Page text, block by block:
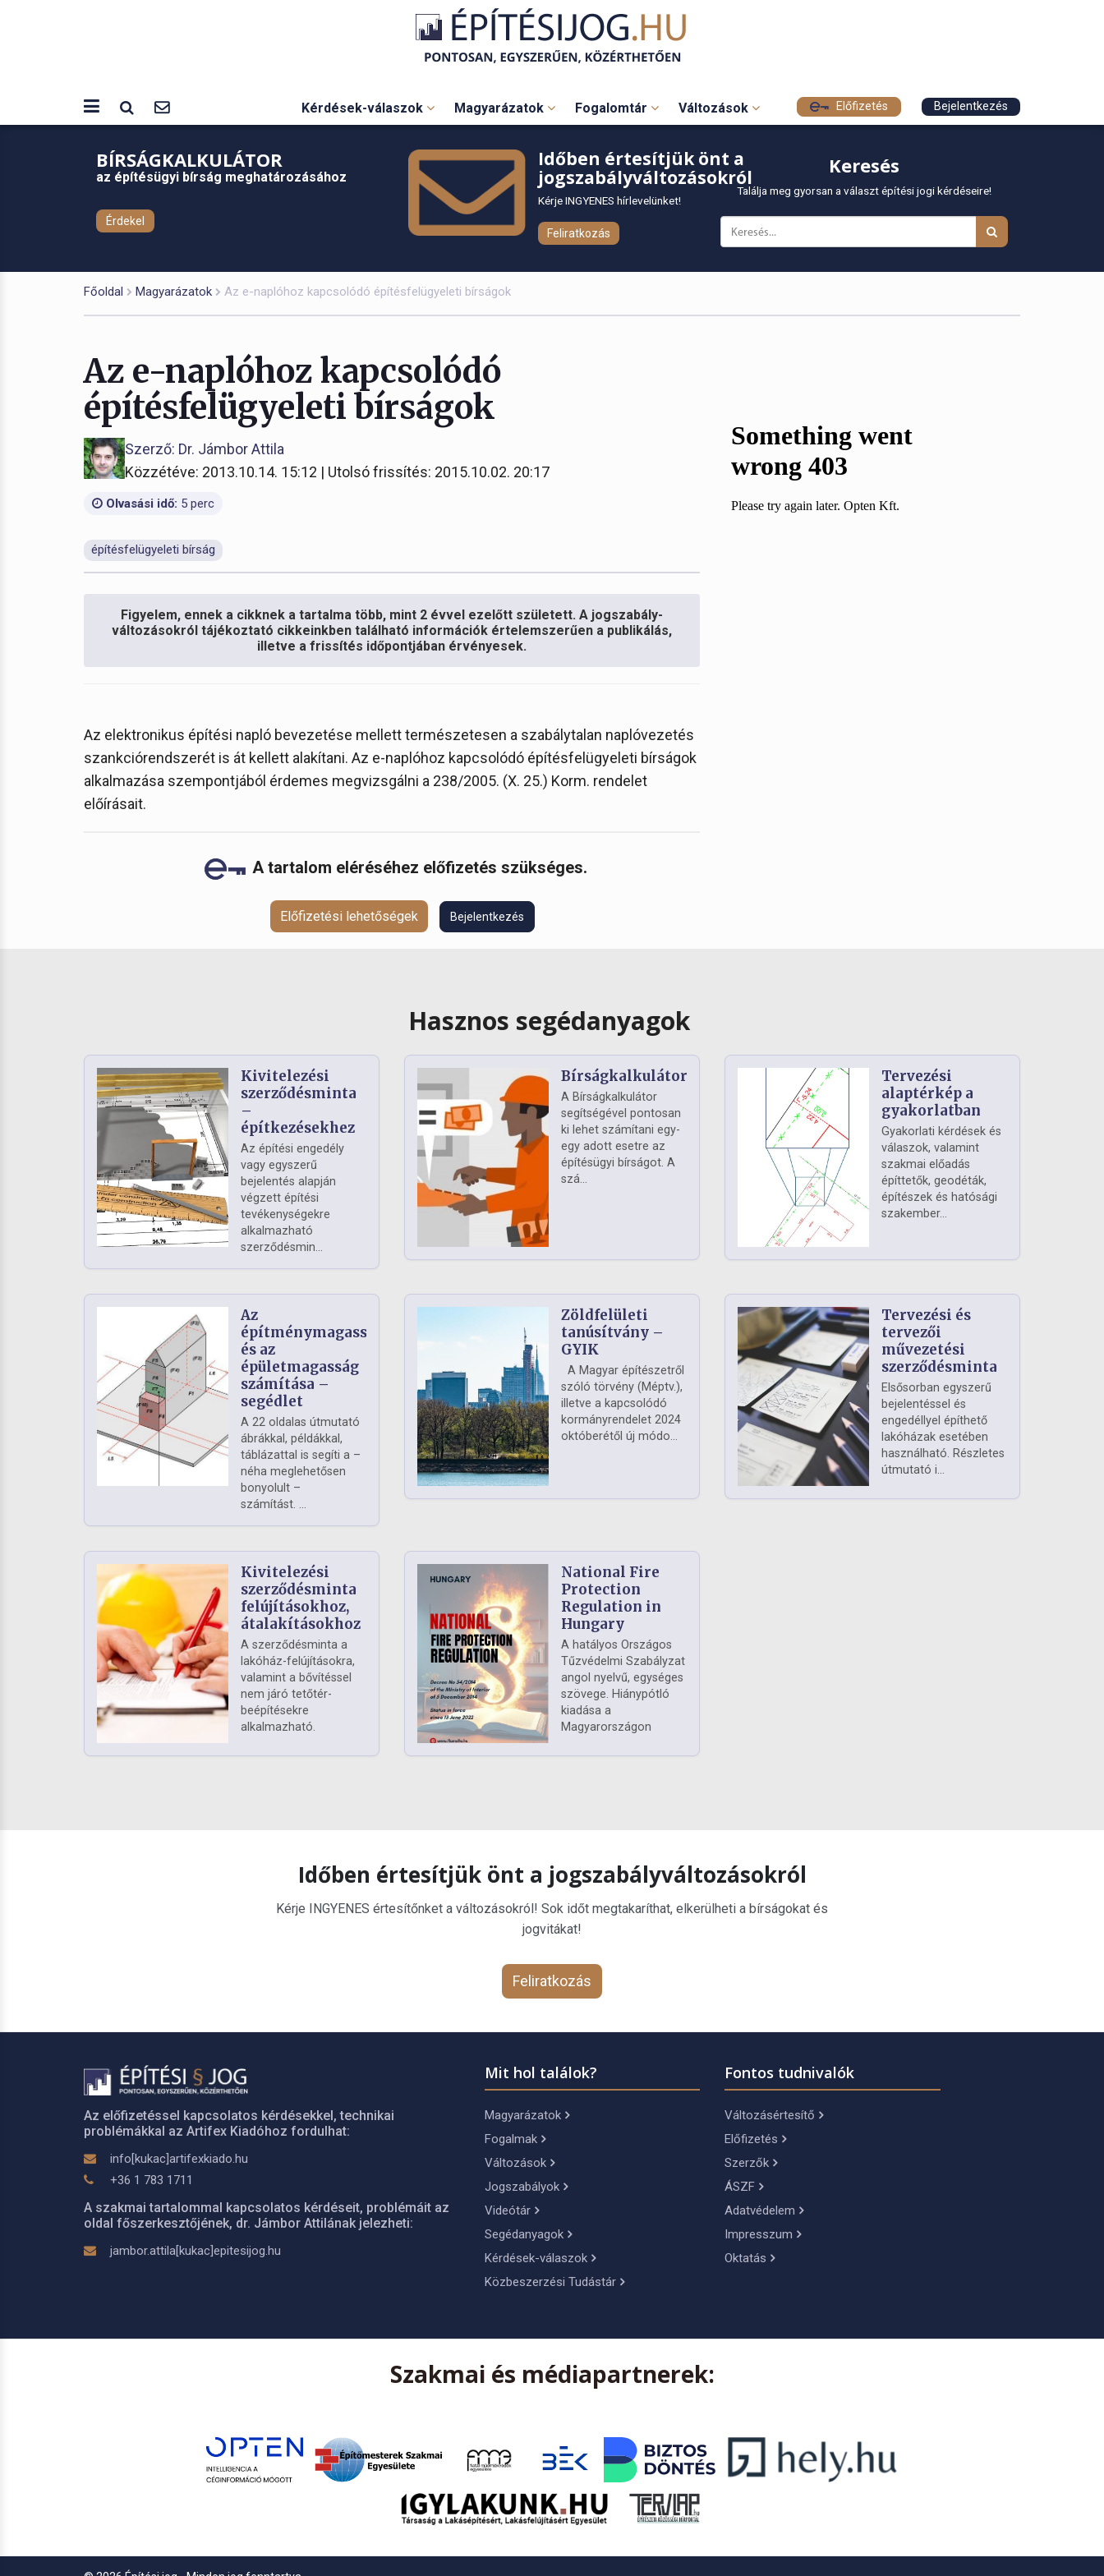
Kérdések-válaszok Magyarázatok Fogalomtár Változások Előfizetés Bejelentkezés
BÍRSÁGKALKULÁTOR
az építésügyi bírság meghatározásához
Érdekel
Időben értesítjük önt a
jogszabályváltozásokról
Kérje INGYENES hírlevelünket!
Feliratkozás
Keresés
Találja meg gyorsan a választ építési jogi kérdéseire!
Főoldal Magyarázatok Az e-naplóhoz kapcsolódó építésfelügyeleti bírságok
Az e-naplóhoz kapcsolódó
építésfelügyeleti bírságok
Szerző: Dr. Jámbor Attila
Közzétéve: 2013.10.14. 15:12 | Utolsó frissítés: 2015.10.02. 20:17
Olvasási idő: 5 perc
építésfelügyeleti bírság
Figyelem, ennek a cikknek a tartalma több, mint 2 évvel ezelőtt született. A jogszabály-
változásokról tájékoztató cikkeinkben található információk értelemszerűen a publikálás,
illetve a frissítés időpontjában érvényesek.
Az elektronikus építési napló bevezetése mellett természetesen a szabálytalan naplóvezetés
szankciórendszerét is át kellett alakítani. Az e-naplóhoz kapcsolódó építésfelügyeleti bírságok
alkalmazása szempontjából érdemes megvizsgálni a 238/2005. (X. 25.) Korm. rendelet
előírásait.
A tartalom eléréséhez előfizetés szükséges.
Előfizetési lehetőségek Bejelentkezés
Hasznos segédanyagok
Kivitelezési
szerződésminta
–
építkezésekhez
Az építési engedély
vagy egyszerű
bejelentés alapján
végzett építési
tevékenységekre
alkalmazható
szerződésmin...
Bírságkalkulátor
A Bírságkalkulátor
segítségével pontosan
ki lehet számítani egy-
egy adott esetre az
építésügyi bírságot. A
szá...
Tervezési
alaptérkép a
gyakorlatban
Gyakorlati kérdések és
válaszok, valamint
szakmai előadás
építtetők, geodéták,
építészek és hatósági
szakember...
Az
építménymagasság
és az
épületmagasság
számítása –
segédlet
A 22 oldalas útmutató
ábrákkal, példákkal,
táblázattal is segíti a –
néha meglehetősen
bonyolult –
számítást. ...
Zöldfelületi
tanúsítvány –
GYIK
A Magyar építészetről
szóló törvény (Méptv.),
illetve a kapcsolódó
kormányrendelet 2024
októberétől új módo...
Tervezési és
tervezői
művezetési
szerződésminta
Elsősorban egyszerű
bejelentéssel és
engedéllyel építhető
lakóházak esetében
használható. Részletes
útmutató i...
Kivitelezési
szerződésminta
felújításokhoz,
átalakításokhoz
A szerződésminta a
lakóház-felújításokra,
valamint a bővítéssel
nem járó tetőtér-
beépítésekre
alkalmazható.
National Fire
Protection
Regulation in
Hungary
A hatályos Országos
Tűzvédelmi Szabályzat
angol nyelvű, egységes
szövege. Hiánypótló
kiadása a
Magyarországon
Időben értesítjük önt a jogszabályváltozásokról
Kérje INGYENES értesítőnket a változásokról! Sok időt megtakaríthat, elkerülheti a bírságokat és
jogvitákat!
Feliratkozás
Az előfizetéssel kapcsolatos kérdésekkel, technikai
problémákkal az Artifex Kiadóhoz fordulhat:
info[kukac]artifexkiado.hu
+36 1 783 1711
A szakmai tartalommal kapcsolatos kérdéseit, problémáit az
oldal főszerkesztőjének, dr. Jámbor Attilának jelezheti:
jambor.attila[kukac]epitesijog.hu
Mit hol találok?
Magyarázatok
Fogalmak
Változások
Jogszabályok
Videótár
Segédanyagok
Kérdések-válaszok
Közbeszerzési Tudástár
Fontos tudnivalók
Változásértesítő
Előfizetés
Szerzők
ÁSZF
Adatvédelem
Impresszum
Oktatás
Szakmai és médiapartnerek: